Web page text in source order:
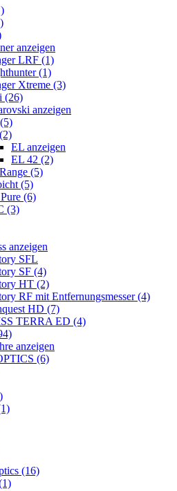
anzeigen
LRF (1)
(1)
Xtreme (3)
(26)
anzeigen
EL anzeigen
EL 42 (2)
(5)
(5)
(6)
(3)
anzeigen
SFL
SF (4)
HT (2)
RF mit Entfernungsmesser (4)
HD (7)
TERRA ED (4)
anzeigen
(6)
(16)